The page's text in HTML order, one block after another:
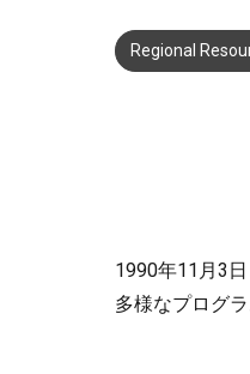
Regional
1990年11月3日
多様なプログラ